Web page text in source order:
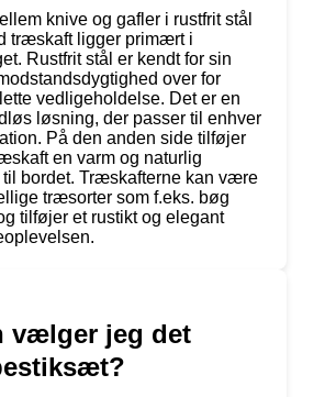
knive og gafler i rustfrit stål
træskaft ligger primært i
Rustfrit stål er kendt for sin
over for
vedligeholdelse. Det er en
løsning, der passer til enhver
På den anden side tilføjer
en varm og naturlig
til bordet. Træskafterne kan være
træsorter som f.eks. bøg
tilføjer et rustikt og elegant
vælger jeg det